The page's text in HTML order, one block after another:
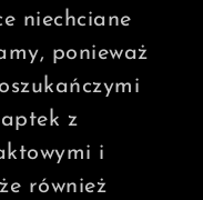
niechciane
ponieważ
z
i
również